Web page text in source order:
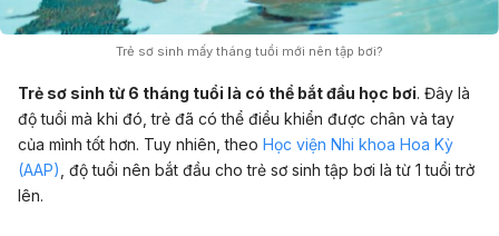
Trẻ sơ sinh mấy tháng tuổi mới nên tập bơi?
Trẻ sơ sinh từ 6 tháng tuổi là có thể bắt đầu học bơi. Đây là
độ tuổi mà khi đó, trẻ đã có thể điều khiển được chân và tay
của mình tốt hơn. Tuy nhiên, theo Học viện Nhi khoa Hoa Kỳ
(AAP), độ tuổi nên bắt đầu cho trẻ sơ sinh tập bơi là từ 1 tuổi trở
lên.